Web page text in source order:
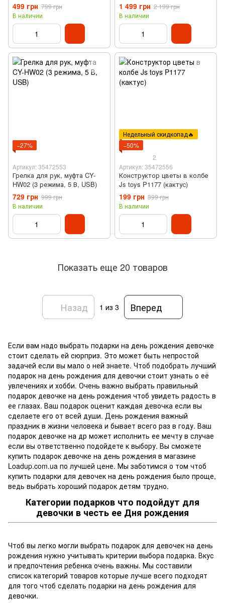
"Магическая битва" (6 В,
USB)
499 грн 799 грн
В наличии
15 л)
1 499 грн 2 199 грн
В наличии
−27%
Артикул: 35472553
Грелка для рук, муфта CY-
HW02 (3 режима, 5 В, USB)
729 грн 999 грн
В наличии
Недельный скидкопад🔥
−50%
2
Артикул: 35472556
Конструктор цветы в колбе
Js toys P1177 (кактус)
199 грн 399 грн
В наличии
Показать еще 20 товаров
Назад 1 из 3 Вперед
Если вам надо выбрать подарки на день рождения девочке
стоит сделать ей сюрприз. Это может быть непростой
задачей если вы мало о ней знаете. Чтоб подобрать лучший
подарок на день рождения для девочки стоит узнать о её
увлечениях и хобби. Очень важно выбрать правильный
подарок девочке на день рождения чтоб увидеть радость в
ее глазах. Ваш подарок оценит каждая девочка если вы
сделаете его от всей души. День рождения важный
праздник в жизни человека и бывает всего раз в году. Ваш
подарок девочке на др может исполнить ее мечту в случае
если вы ответственно подойдете к выбору. Вы сможете
купить подарок девочке на день рождения в магазине
Loadup.com.ua по лучшей цене. Мы заботимся о том чтоб
купить подарки для девочек на день рождения было проще,
ведь выбрать хороший подарок детям трудно.
Категории подарков что подойдут для
девочки в честь ее Дня рождения
Чтоб вы легко могли выбрать подарок для девочек на день
рождения нужно учитывать критерии выбора подарка. Вкус
и предпочтения ребенка очень важны. Мы составили
список категорий товаров которые лучше всего подходят
для того чтоб сделать подарки на день рождения для
девочки.